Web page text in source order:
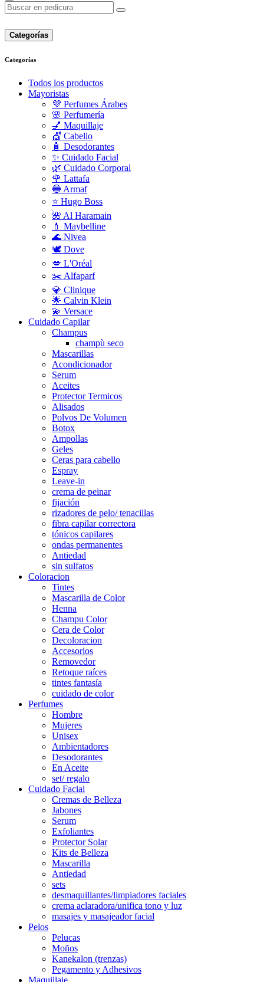
Categorías
Categorías
Todos los productos
Mayoristas
💜 Perfumes Árabes
🌸 Perfumería
💅 Maquillaje
💇 Cabello
🧴 Desodorantes
✨ Cuidado Facial
🌿 Cuidado Corporal
🌹 Lattafa
🔵 Armaf
⭐ Hugo Boss
🌺 Al Haramain
💄 Maybelline
🌊 Nivea
🕊️ Dove
💋 L'Oréal
✂️ Alfaparf
💎 Clinique
🌟 Calvin Klein
💫 Versace
Cuidado Capilar
Champus
champù seco
Mascarillas
Acondicionador
Serum
Aceites
Protector Termicos
Alisados
Polvos De Volumen
Botox
Ampollas
Geles
Ceras para cabello
Espray
Leave-in
crema de peinar
fijación
rizadores de pelo/ tenacillas
fibra capilar correctora
tónicos capilares
ondas permanentes
Antiedad
sin sulfatos
Coloracion
Tintes
Mascarilla de Color
Henna
Champu Color
Cera de Color
Decoloracion
Accesorios
Removedor
Retoque raíces
tintes fantasía
cuidado de color
Perfumes
Hombre
Mujeres
Unisex
Ambientadores
Desodorantes
En Aceite
set/ regalo
Cuidado Facial
Cremas de Belleza
Jabones
Serum
Exfoliantes
Protector Solar
Kits de Belleza
Mascarilla
Antiedad
sets
desmaquillantes/limpiadores faciales
crema aclaradora/unifica tono y luz
masajes y masajeador facial
Pelos
Pelucas
Moños
Kanekalon (trenzas)
Pegamento y Adhesivos
Maquillaje